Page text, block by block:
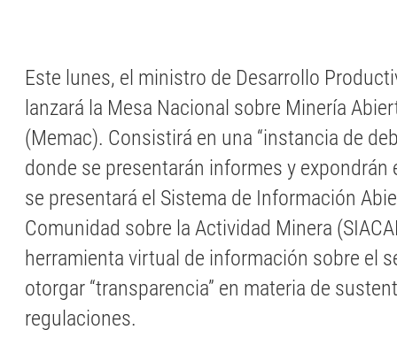
Este lunes, el ministro de Desarrollo
lanzará la Mesa Nacional sobre Minería
(Memac). Consistirá en una “instancia de
donde se presentarán informes y expondrán
se presentará el Sistema de Información
Comunidad sobre la Actividad Minera
herramienta virtual de información sobre el
otorgar “transparencia” en materia de
regulaciones.